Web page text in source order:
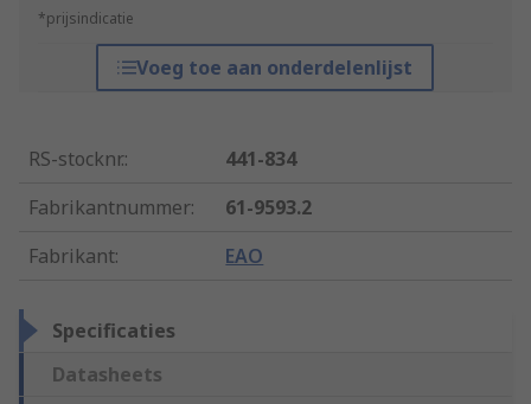
*prijsindicatie
Voeg toe aan onderdelenlijst
RS-stocknr.:
441-834
Fabrikantnummer:
61-9593.2
Fabrikant: EAO
Specificaties
Datasheets